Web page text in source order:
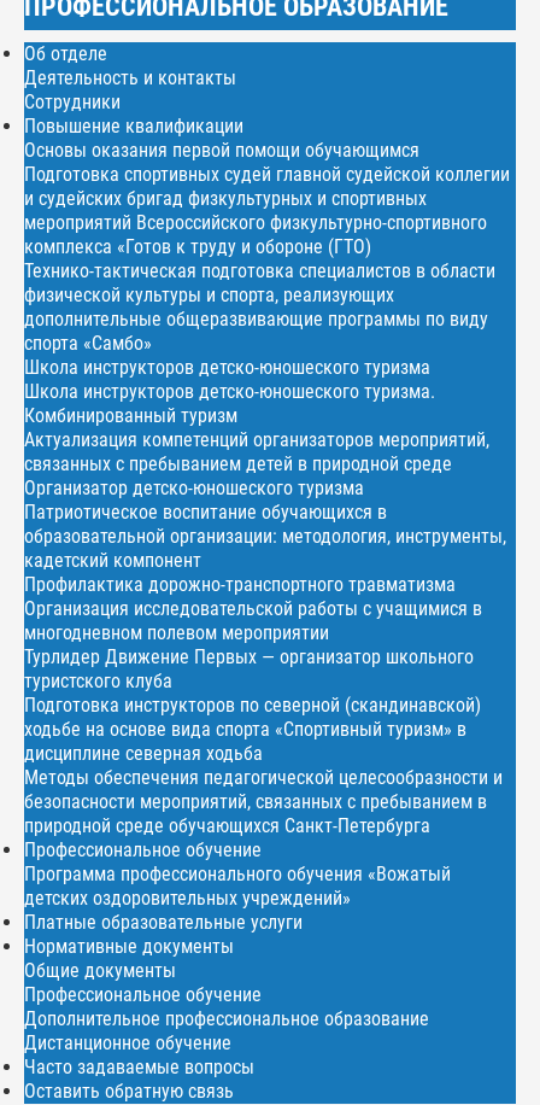
Об отделе
Деятельность и контакты
Сотрудники
Повышение квалификации
Основы оказания первой помощи обучающимся
Подготовка спортивных судей главной судейской коллегии
и судейских бригад физкультурных и спортивных
мероприятий Всероссийского физкультурно-спортивного
комплекса «Готов к труду и обороне (ГТО)
Технико-тактическая подготовка специалистов в области
физической культуры и спорта, реализующих
дополнительные общеразвивающие программы по виду
спорта «Самбо»
Школа инструкторов детско-юношеского туризма
Школа инструкторов детско-юношеского туризма.
Комбинированный туризм
Актуализация компетенций организаторов мероприятий,
связанных с пребыванием детей в природной среде
Организатор детско-юношеского туризма
Патриотическое воспитание обучающихся в
образовательной организации: методология, инструменты,
кадетский компонент
Профилактика дорожно-транспортного травматизма
Организация исследовательской работы с учащимися в
многодневном полевом мероприятии
Турлидер Движение Первых — организатор школьного
туристского клуба
Подготовка инструкторов по северной (скандинавской)
ходьбе на основе вида спорта «Спортивный туризм» в
дисциплине северная ходьба
Методы обеспечения педагогической целесообразности и
безопасности мероприятий, связанных с пребыванием в
природной среде обучающихся Санкт-Петербурга
Профессиональное обучение
Программа профессионального обучения «Вожатый
детских оздоровительных учреждений»
Платные образовательные услуги
Нормативные документы
Общие документы
Профессиональное обучение
Дополнительное профессиональное образование
Дистанционное обучение
Часто задаваемые вопросы
Оставить обратную связь